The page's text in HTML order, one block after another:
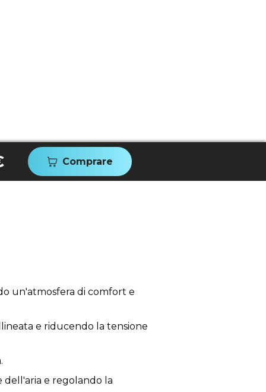
Comprare
un'atmosfera di comfort e
e riducendo la tensione
dell'aria e regolando la